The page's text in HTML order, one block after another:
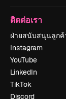
ติดต่อเรา
ฝ่ายสนับสนุนลูกค้
Instagram
YouTube
LinkedIn
TikTok
Discord